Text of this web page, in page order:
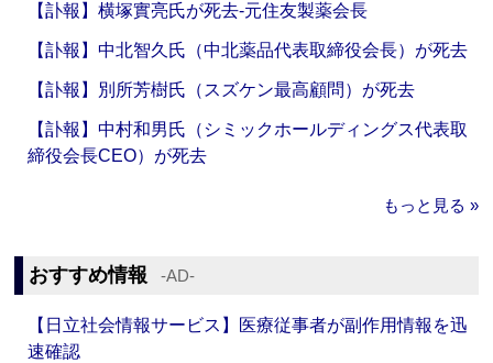
【訃報】横塚實亮氏が死去‐元住友製薬会長
【訃報】中北智久氏（中北薬品代表取締役会長）が死去
【訃報】別所芳樹氏（スズケン最高顧問）が死去
【訃報】中村和男氏（シミックホールディングス代表取
締役会長CEO）が死去
もっと見る »
おすすめ情報 ‐AD‐
【日立社会情報サービス】医療従事者が副作用情報を迅
速確認